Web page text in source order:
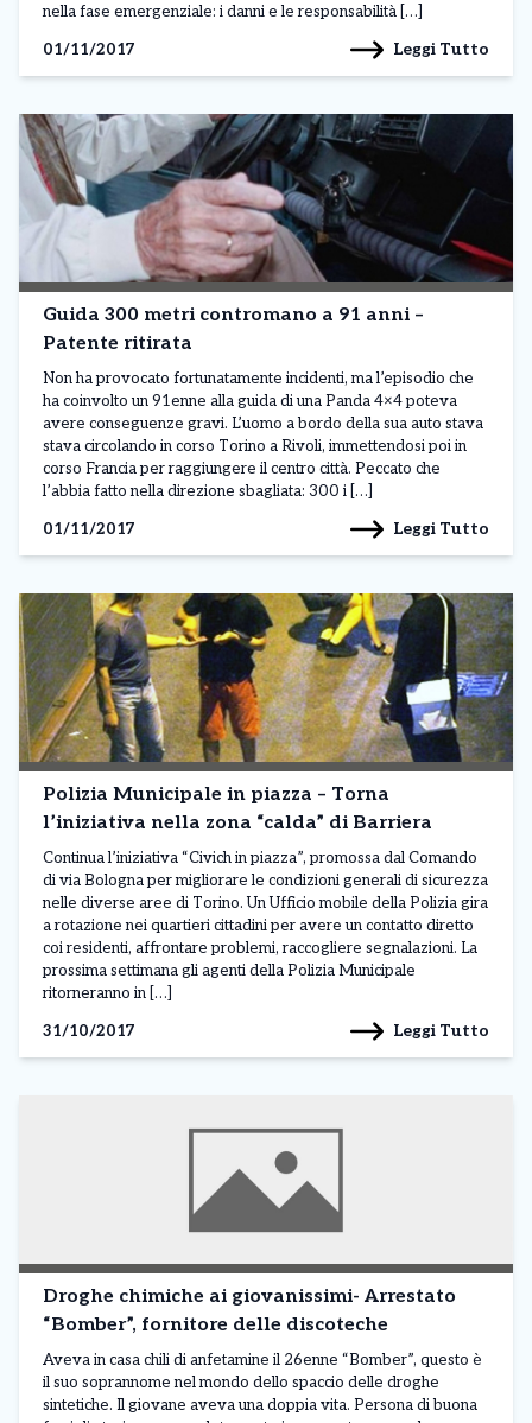
nella fase emergenziale: i danni e le responsabilità […]
01/11/2017
Leggi Tutto
Guida 300 metri contromano a 91 anni –
Patente ritirata
Non ha provocato fortunatamente incidenti, ma l’episodio che
ha coinvolto un 91enne alla guida di una Panda 4×4 poteva
avere conseguenze gravi. L’uomo a bordo della sua auto stava
stava circolando in corso Torino a Rivoli, immettendosi poi in
corso Francia per raggiungere il centro città. Peccato che
l’abbia fatto nella direzione sbagliata: 300 i […]
01/11/2017
Leggi Tutto
Polizia Municipale in piazza – Torna
l’iniziativa nella zona “calda” di Barriera
Continua l’iniziativa “Civich in piazza”, promossa dal Comando
di via Bologna per migliorare le condizioni generali di sicurezza
nelle diverse aree di Torino. Un Ufficio mobile della Polizia gira
a rotazione nei quartieri cittadini per avere un contatto diretto
coi residenti, affrontare problemi, raccogliere segnalazioni. La
prossima settimana gli agenti della Polizia Municipale
ritorneranno in […]
31/10/2017
Leggi Tutto
Droghe chimiche ai giovanissimi- Arrestato
“Bomber”, fornitore delle discoteche
Aveva in casa chili di anfetamine il 26enne “Bomber”, questo è
il suo soprannome nel mondo dello spaccio delle droghe
sintetiche. Il giovane aveva una doppia vita. Persona di buona